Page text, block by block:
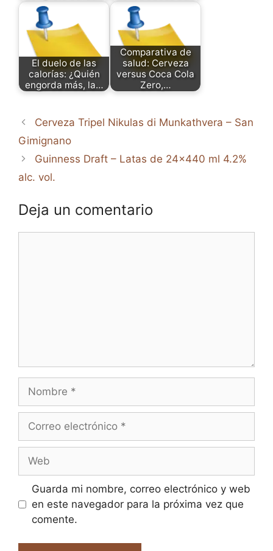
El duelo de las
calorías: ¿Quién
engorda más, la…
Comparativa de
salud: Cerveza
versus Coca Cola
Zero,…
Cerveza Tripel Nikulas di Munkathvera – San
Gimignano
Guinness Draft – Latas de 24×440 ml 4.2%
alc. vol.
Deja un comentario
Nombre
Correo
Web
Guarda mi nombre, correo electrónico y web
en este navegador para la próxima vez que
comente.